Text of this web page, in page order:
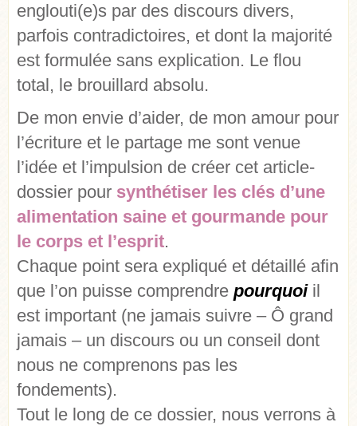
englouti(e)s par des discours divers,
parfois contradictoires, et dont la majorité
est formulée sans explication. Le flou
total, le brouillard absolu.
De mon envie d’aider, de mon amour pour
l’écriture et le partage me sont venue
l’idée et l’impulsion de créer cet article-
dossier pour synthétiser les clés d’une
alimentation saine et gourmande pour
le corps et l’esprit.
Chaque point sera expliqué et détaillé afin
que l’on puisse comprendre pourquoiil
est important (ne jamais suivre – Ô grand
jamais – un discours ou un conseil dont
nous ne comprenons pas les
fondements).
Tout le long de ce dossier, nous verrons à